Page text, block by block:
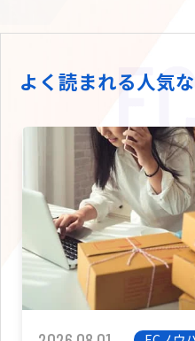
海外進出
カスタマ
よく読まれる人気